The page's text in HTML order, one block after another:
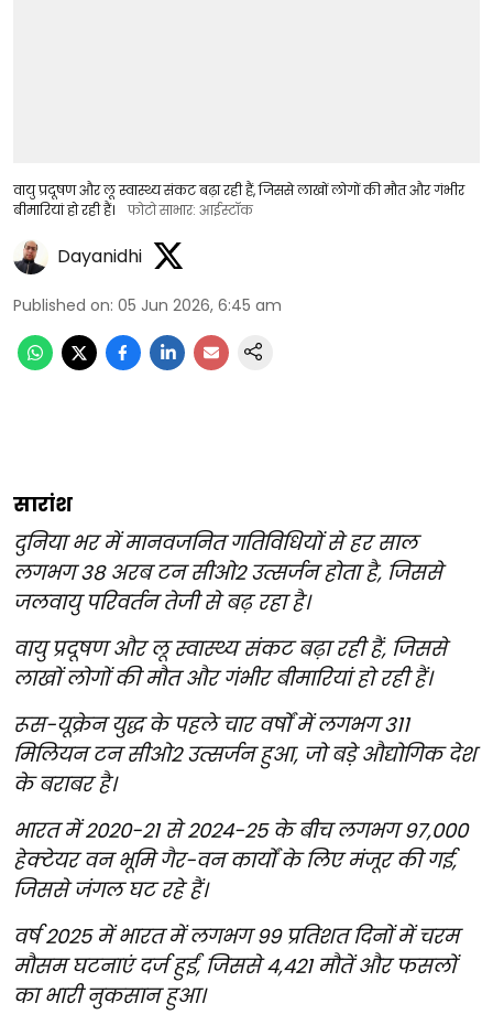
वायु प्रदूषण और लू स्वास्थ्य संकट बढ़ा रही हैं, जिससे लाखों लोगों की मौत और गंभीर
बीमारियां हो रही हैं।
फोटो साभार: आईस्टॉक
Dayanidhi
Published on: 05 Jun 2026, 6:45 am
सारांश
दुनिया भर में मानवजनित गतिविधियों से हर साल
लगभग 38 अरब टन सीओ2 उत्सर्जन होता है, जिससे
जलवायु परिवर्तन तेजी से बढ़ रहा है।
वायु प्रदूषण और लू स्वास्थ्य संकट बढ़ा रही हैं, जिससे
लाखों लोगों की मौत और गंभीर बीमारियां हो रही हैं।
रूस-यूक्रेन युद्ध के पहले चार वर्षों में लगभग 311
मिलियन टन सीओ2 उत्सर्जन हुआ, जो बड़े औद्योगिक देश
के बराबर है।
भारत में 2020-21 से 2024-25 के बीच लगभग 97,000
हेक्टेयर वन भूमि गैर-वन कार्यों के लिए मंजूर की गई,
जिससे जंगल घट रहे हैं।
वर्ष 2025 में भारत में लगभग 99 प्रतिशत दिनों में चरम
मौसम घटनाएं दर्ज हुईं, जिससे 4,421 मौतें और फसलों
का भारी नुकसान हुआ।